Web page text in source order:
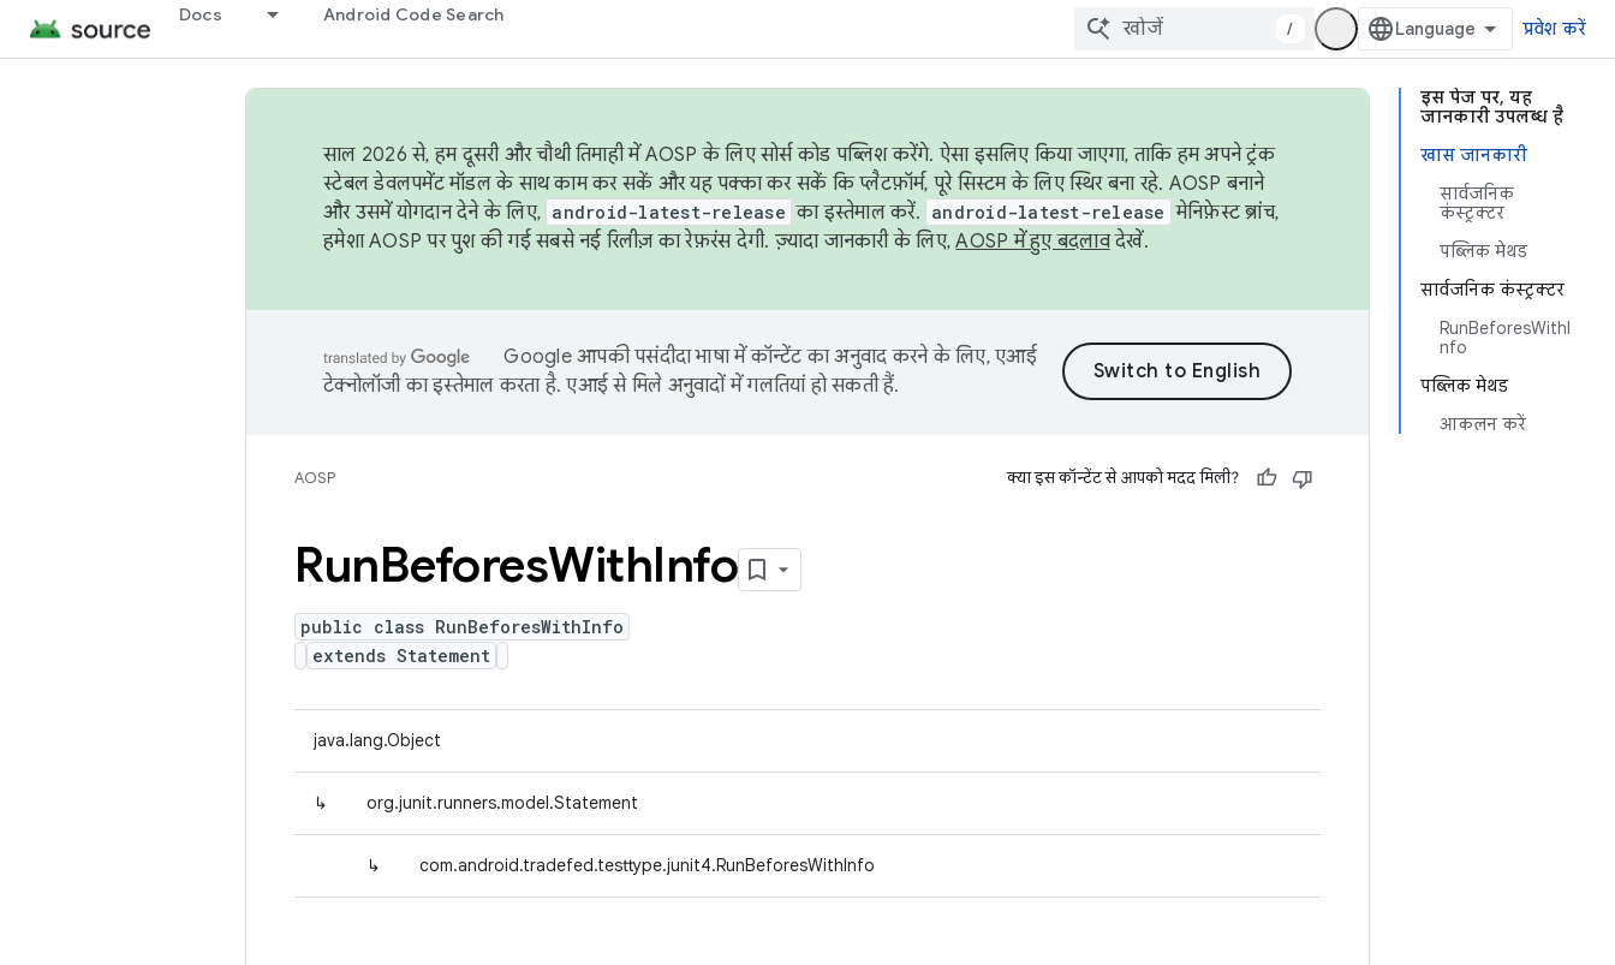
Docs Android Code Search
/ प्रवेश करें
इस पेज पर, यह
जानकारी उपलब्ध है
खास जानकारी
सार्वजनिक
कंस्ट्रक्टर
पब्लिक मेथड
सार्वजनिक कंस्ट्रक्टर
RunBeforesWithI
nfo
पब्लिक मेथड
आकलन करें
साल 2026 से, हम दूसरी और चौथी तिमाही में AOSP के लिए सोर्स कोड पब्लिश करेंगे. ऐसा इसलिए किया जाएगा, ताकि हम अपने ट्रंक
स्टेबल डेवलपमेंट मॉडल के साथ काम कर सकें और यह पक्का कर सकें कि प्लैटफ़ॉर्म, पूरे सिस्टम के लिए स्थिर बना रहे. AOSP बनाने
और उसमें योगदान देने के लिए, android-latest-release का इस्तेमाल करें. android-latest-release मेनिफ़ेस्ट ब्रांच,
हमेशा AOSP पर पुश की गई सबसे नई रिलीज़ का रेफ़रंस देगी. ज़्यादा जानकारी के लिए,AOSP में हुए बदलावदेखें.
Google आपकी पसंदीदा भाषा में कॉन्टेंट का अनुवाद करने के लिए, एआई
टेक्नोलॉजी का इस्तेमाल करता है. एआई से मिले अनुवादों में गलतियां हो सकती हैं.
AOSP क्या इस कॉन्टेंट से आपको मदद मिली?
RunBeforesWithInfo
public class RunBeforesWithInfo
extends Statement
java.lang.Object
↳ org.junit.runners.model.Statement
↳ com.android.tradefed.testtype.junit4.RunBeforesWithInfo